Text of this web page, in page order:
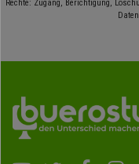
Rechte: Zugang, Berichtigung,